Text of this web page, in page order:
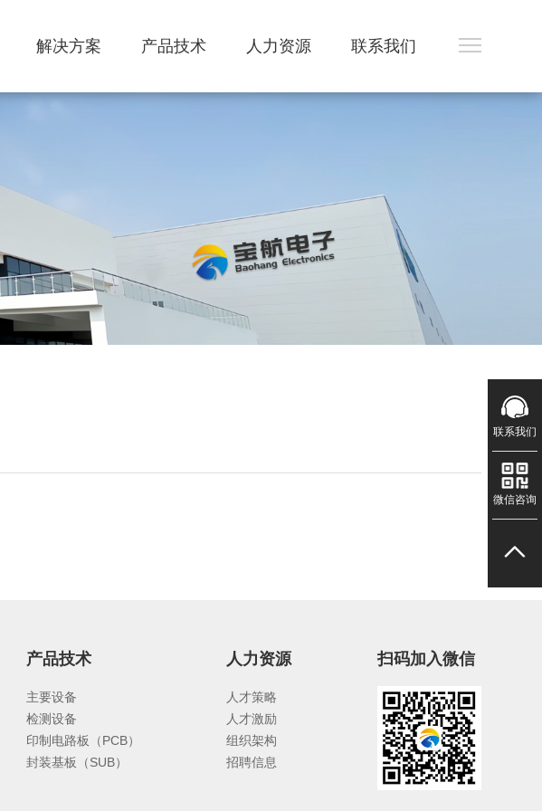
解决方案 产品技术 人力资源 联系我们
产品技术
主要设备
检测设备
印制电路板（PCB）
封装基板（SUB）
人力资源
人才策略
人才激励
组织架构
招聘信息
扫码加入微信
联系我们
微信咨询